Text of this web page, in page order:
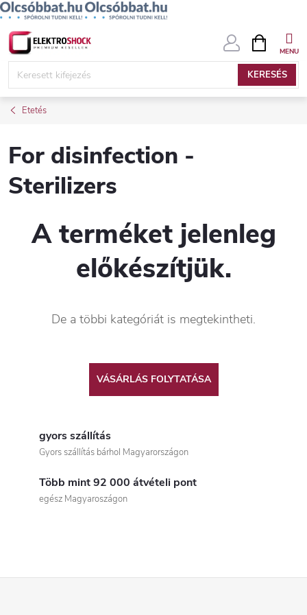
Ugrás
KERESÉS
KOSÁR
Etetés
For disinfection -
Sterilizers
A terméket jelenleg
előkészítjük.
De a többi kategóriát is megtekintheti.
VÁSÁRLÁS FOLYTATÁSA
gyors szállítás
Gyors szállítás bárhol Magyarországon
Több mint 92 000 átvételi pont
egész Magyaroszágon